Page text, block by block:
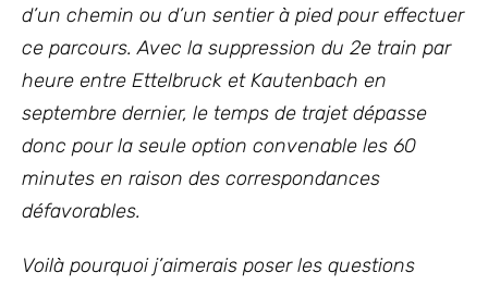
d’un chemin ou d’un sentier à pied pour effectuer
ce parcours. Avec la suppression du 2e train par
heure entre Ettelbruck et Kautenbach en
septembre dernier, le temps de trajet dépasse
donc pour la seule option convenable les 60
minutes en raison des correspondances
défavorables.
Voilà pourquoi j’aimerais poser les questions